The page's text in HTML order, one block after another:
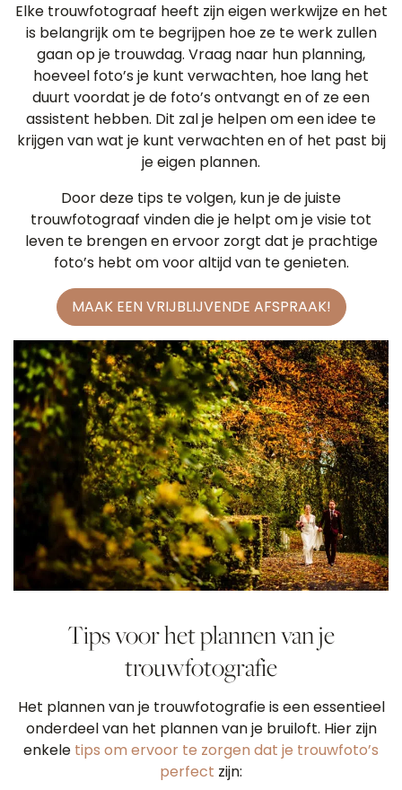
Elke trouwfotograaf heeft zijn eigen werkwijze en het
is belangrijk om te begrijpen hoe ze te werk zullen
gaan op je trouwdag. Vraag naar hun planning,
hoeveel foto’s je kunt verwachten, hoe lang het
duurt voordat je de foto’s ontvangt en of ze een
assistent hebben. Dit zal je helpen om een idee te
krijgen van wat je kunt verwachten en of het past bij
je eigen plannen.
Door deze tips te volgen, kun je de juiste
trouwfotograaf vinden die je helpt om je visie tot
leven te brengen en ervoor zorgt dat je prachtige
foto’s hebt om voor altijd van te genieten.
MAAK EEN VRIJBLIJVENDE AFSPRAAK!
Tips voor het plannen van je
trouwfotografie
Het plannen van je trouwfotografie is een essentieel
onderdeel van het plannen van je bruiloft. Hier zijn
enkele tips om ervoor te zorgen dat je trouwfoto’s
perfect zijn: